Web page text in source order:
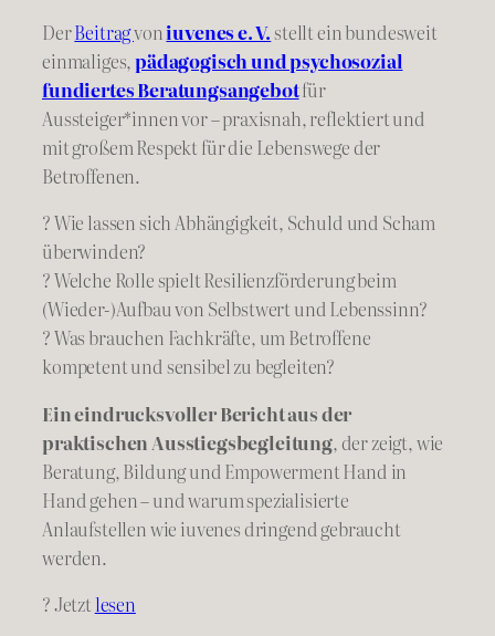
DerBeitragvoniuvenes e. V.stellt ein bundesweit
einmaliges,pädagogisch und psychosozial
fundiertes Beratungsangebotfür
Aussteiger*innen vor – praxisnah, reflektiert und
mit großem Respekt für die Lebenswege der
Betroffenen.
? Wie lassen sich Abhängigkeit, Schuld und Scham
überwinden?
? Welche Rolle spielt Resilienzförderung beim
(Wieder-)Aufbau von Selbstwert und Lebenssinn?
? Was brauchen Fachkräfte, um Betroffene
kompetent und sensibel zu begleiten?
Ein eindrucksvoller Bericht aus der
praktischen Ausstiegsbegleitung, der zeigt, wie
Beratung, Bildung und Empowerment Hand in
Hand gehen – und warum spezialisierte
Anlaufstellen wie iuvenes dringend gebraucht
werden.
? Jetztlesen